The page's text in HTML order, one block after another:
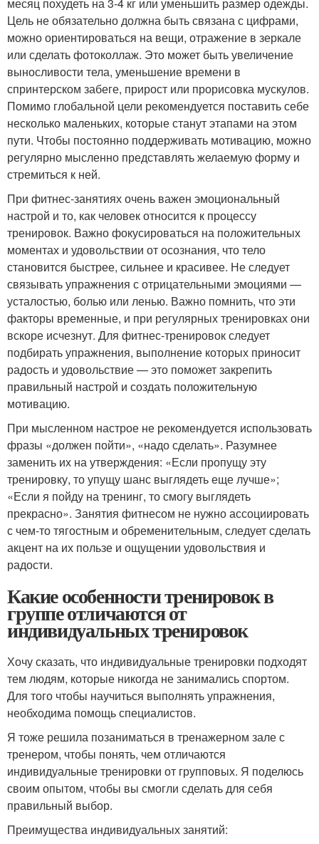
Цель не обязательно должна быть связана с цифрами,
можно ориентироваться на вещи, отражение в зеркале
или сделать фотоколлаж. Это может быть увеличение
выносливости тела, уменьшение времени в
спринтерском забеге, прирост или прорисовка мускулов.
Помимо глобальной цели рекомендуется поставить себе
несколько маленьких, которые станут этапами на этом
пути. Чтобы постоянно поддерживать мотивацию, можно
регулярно мысленно представлять желаемую форму и
стремиться к ней.
При фитнес-занятиях очень важен эмоциональный
настрой и то, как человек относится к процессу
тренировок. Важно фокусироваться на положительных
моментах и удовольствии от осознания, что тело
становится быстрее, сильнее и красивее. Не следует
связывать упражнения с отрицательными эмоциями —
усталостью, болью или ленью. Важно помнить, что эти
факторы временные, и при регулярных тренировках они
вскоре исчезнут. Для фитнес-тренировок следует
подбирать упражнения, выполнение которых приносит
радость и удовольствие — это поможет закрепить
правильный настрой и создать положительную
мотивацию.
При мысленном настрое не рекомендуется использовать
фразы «должен пойти», «надо сделать». Разумнее
заменить их на утверждения: «Если пропущу эту
тренировку, то упущу шанс выглядеть еще лучше»;
«Если я пойду на тренинг, то смогу выглядеть
прекрасно». Занятия фитнесом не нужно ассоциировать
с чем-то тягостным и обременительным, следует сделать
акцент на их пользе и ощущении удовольствия и
радости.
Какие особенности тренировок в
группе отличаются от
индивидуальных тренировок
Хочу сказать, что индивидуальные тренировки подходят
тем людям, которые никогда не занимались спортом.
Для того чтобы научиться выполнять упражнения,
необходима помощь специалистов.
Я тоже решила позаниматься в тренажерном зале с
тренером, чтобы понять, чем отличаются
индивидуальные тренировки от групповых. Я поделюсь
своим опытом, чтобы вы смогли сделать для себя
правильный выбор.
Преимущества индивидуальных занятий: